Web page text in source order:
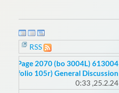
RSS
613004 (bo 3004L) Page 2070
(folio 105r) General Discussion
25.2.24, 0:33